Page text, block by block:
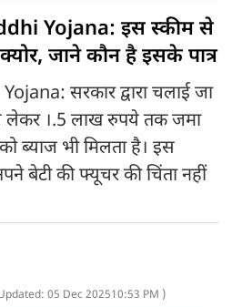
Yojana: इस स्कीम से
जाने कौन है इसके पात्र
सरकार द्वारा चलाई जा
लेकर ।.5 लाख रुपये तक जमा
ब्याज भी मिलता है। इस
बेटी की फ्यूचर की चिंता नहीं
05 Dec 202510:53 PM )